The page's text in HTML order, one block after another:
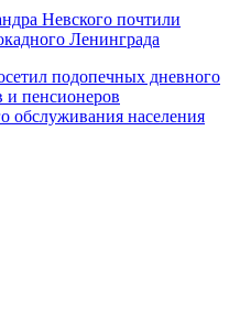
Невского почтили
Ленинграда
подопечных дневного
и пенсионеров
обслуживания населения